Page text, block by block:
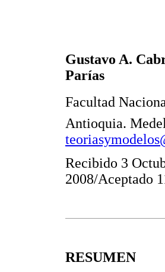
Gustavo A.
Parías
Facultad
Antioquia.
Recibido 3
2008/Aceptado
RESUMEN